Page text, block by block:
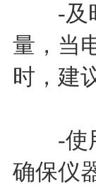
-及时
量，当
时，建
-使用
确保仪